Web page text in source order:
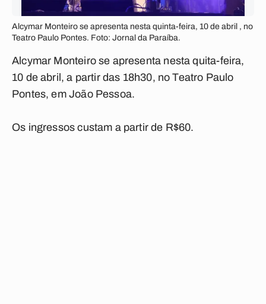
Alcymar Monteiro se apresenta nesta quinta-feira, 10 de abril , no
Teatro Paulo Pontes. Foto: Jornal da Paraíba.
Alcymar Monteiro se apresenta nesta quita-feira,
10 de abril, a partir das 18h30, no Teatro Paulo
Pontes, em João Pessoa.
Os ingressos custam a partir de R$60.